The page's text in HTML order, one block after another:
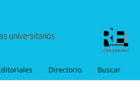
Directorio Buscar